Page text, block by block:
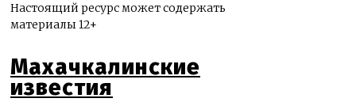
Настоящий ресурс может содержать
материалы 12+
Махачкалинские
известия